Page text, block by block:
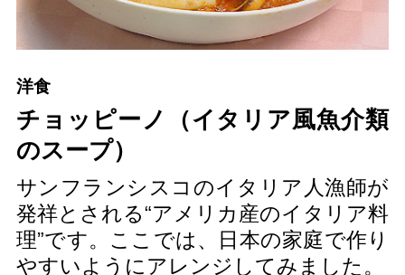
洋食
チョッピーノ（イタリア風魚介類
のスープ）
サンフランシスコのイタリア人漁師が
発祥とされる“アメリカ産のイタリア料
理”です。ここでは、日本の家庭で作り
やすいようにアレンジしてみました。